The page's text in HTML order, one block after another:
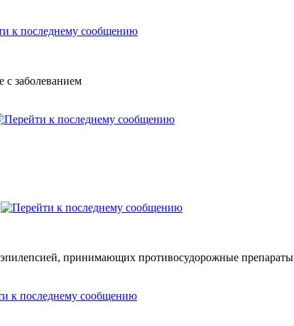
заболеванием
принимающих противосудорожные препараты